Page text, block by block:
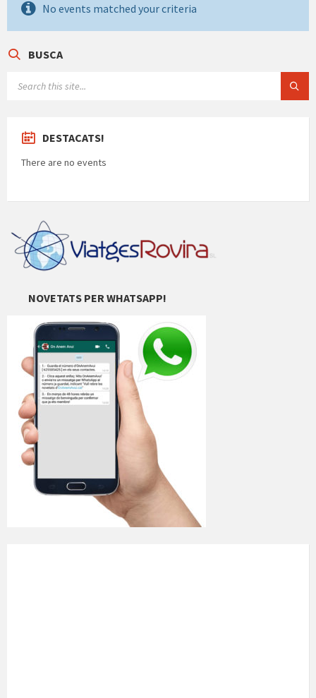
No events matched your criteria
BUSCA
DESTACATS!
There are no events
NOVETATS PER WHATSAPP!